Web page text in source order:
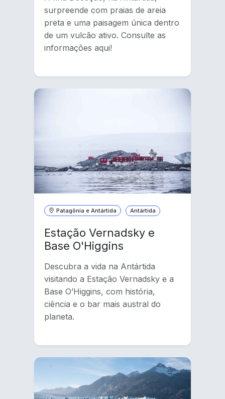
surpreende com praias de areia
preta e uma paisagem única dentro
de um vulcão ativo. Consulte as
informações aqui!
Patagônia e Antártida Antártida
Estação Vernadsky e
Base O'Higgins
Descubra a vida na Antártida
visitando a Estação Vernadsky e a
Base O’Higgins, com história,
ciência e o bar mais austral do
planeta.